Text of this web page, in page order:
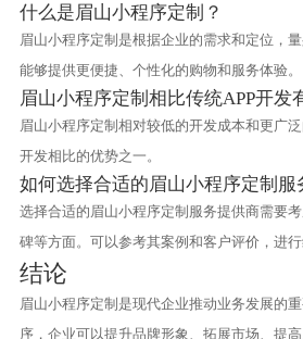
什么是眉山小程序定制？
眉山小程序定制是根据企业的需求和定位，
能够提供更便捷、个性化的购物和服务体验。
眉山小程序定制相比传统APP开发
眉山小程序定制相对较低的开发成本和更广
开发相比的优势之一。
如何选择合适的眉山小程序定制服
选择合适的眉山小程序定制服务提供商需要
碑等方面。可以参考其案例和客户评价，进行
结论
眉山小程序定制是现代企业推动业务发展的
序，企业可以提升品牌形象、拓展市场、提